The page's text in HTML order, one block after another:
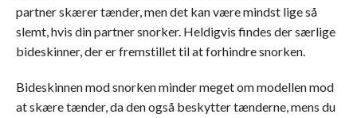
partner skærer tænder, men det kan være mindst lige så
slemt, hvis din partner snorker. Heldigvis findes der særlige
bideskinner, der er fremstillet til at forhindre snorken.
Bideskinnen mod snorken minder meget om modellen mod
at skære tænder, da den også beskytter tænderne, mens du